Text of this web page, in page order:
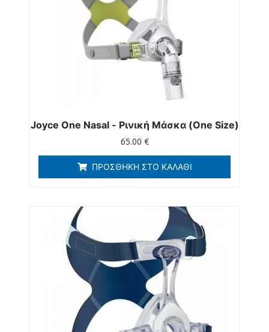
Joyce One Nasal - Ρινική Μάσκα (one Size)
65.00 €
ΠΡΟΣΘΉΚΗ ΣΤΟ ΚΑΛΆΘΙ